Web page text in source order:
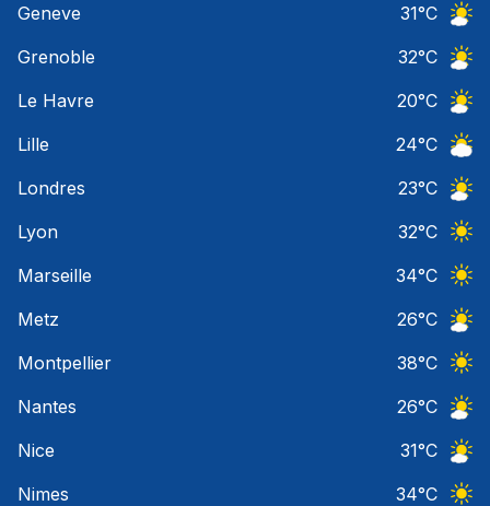
Geneve
31°C
Grenoble
32°C
Le Havre
20°C
Lille
24°C
Londres
23°C
Lyon
32°C
Marseille
34°C
Metz
26°C
Montpellier
38°C
Nantes
26°C
Nice
31°C
Nimes
34°C